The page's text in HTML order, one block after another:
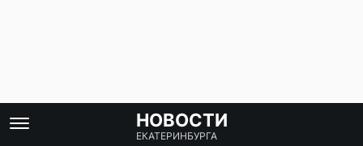
НОВОСТИ
ЕКАТЕРИНБУРГА